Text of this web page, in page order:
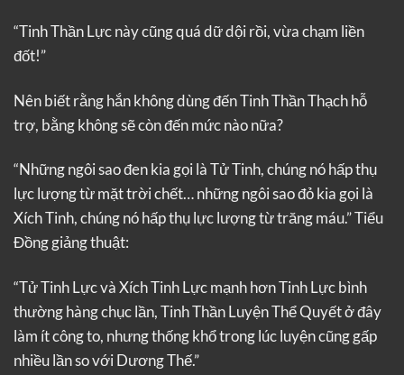
“Tinh Thần Lực này cũng quá dữ dội rồi, vừa chạm liền
đốt!”
Nên biết rằng hắn không dùng đến Tinh Thần Thạch hỗ
trợ, bằng không sẽ còn đến mức nào nữa?
“Những ngôi sao đen kia gọi là Tử Tinh, chúng nó hấp thụ
lực lượng từ mặt trời chết… những ngôi sao đỏ kia gọi là
Xích Tinh, chúng nó hấp thụ lực lượng từ trăng máu.” Tiểu
Đồng giảng thuật:
“Tử Tinh Lực và Xích Tinh Lực mạnh hơn Tinh Lực bình
thường hàng chục lần, Tinh Thần Luyện Thể Quyết ở đây
làm ít công to, nhưng thống khổ trong lúc luyện cũng gấp
nhiều lần so với Dương Thế.”